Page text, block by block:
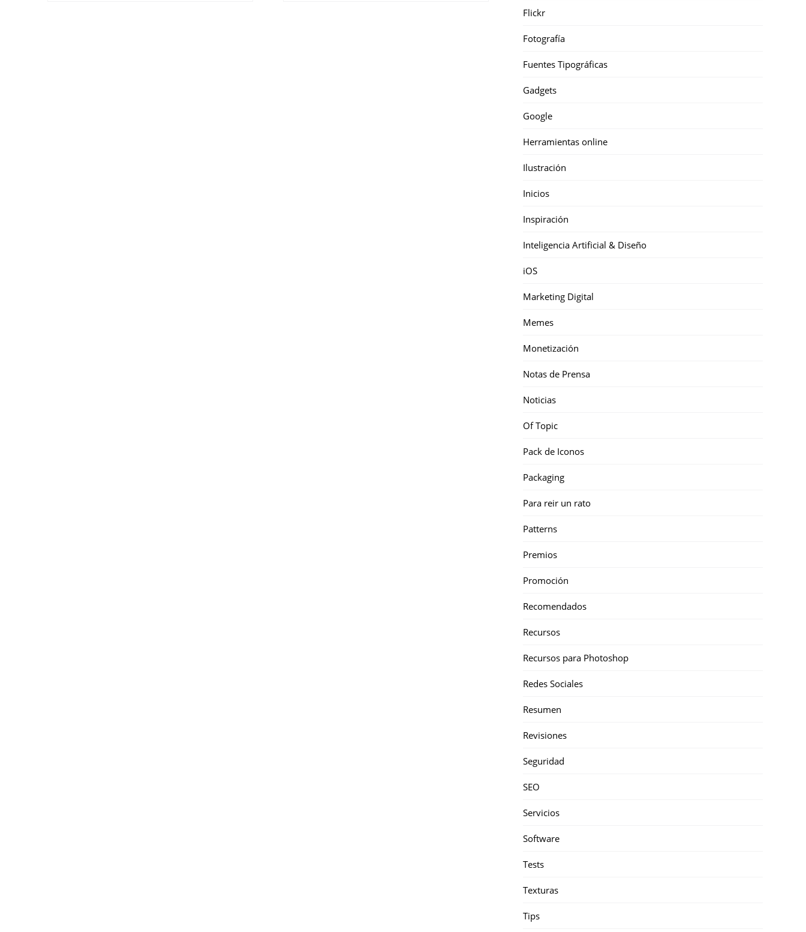
Flickr
Fotografía
Fuentes Tipográficas
Gadgets
Google
Herramientas online
Ilustración
Inicios
Inspiración
Inteligencia Artificial & Diseño
iOS
Marketing Digital
Memes
Monetización
Notas de Prensa
Noticias
Of Topic
Pack de Iconos
Packaging
Para reir un rato
Patterns
Premios
Promoción
Recomendados
Recursos
Recursos para Photoshop
Redes Sociales
Resumen
Revisiones
Seguridad
SEO
Servicios
Software
Tests
Texturas
Tips